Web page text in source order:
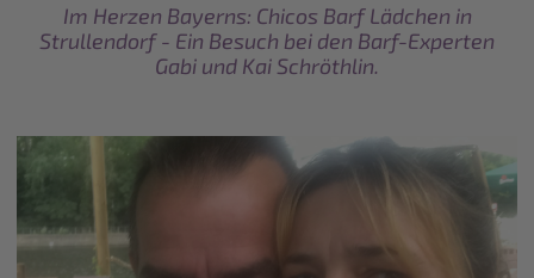
Im Herzen Bayerns: Chicos Barf Lädchen in
Strullendorf - Ein Besuch bei den Barf-Experten
Gabi und Kai Schröthlin.